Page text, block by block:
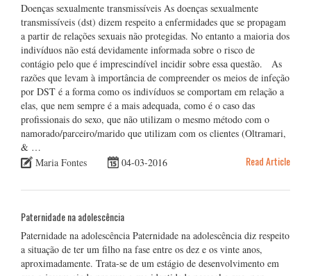
Doenças sexualmente transmissíveis As doenças sexualmente
transmissíveis (dst) dizem respeito a enfermidades que se propagam
a partir de relações sexuais não protegidas. No entanto a maioria dos
indivíduos não está devidamente informada sobre o risco de
contágio pelo que é imprescindível incidir sobre essa questão. As
razões que levam à importância de compreender os meios de infeção
por DST é a forma como os indivíduos se comportam em relação a
elas, que nem sempre é a mais adequada, como é o caso das
profissionais do sexo, que não utilizam o mesmo método com o
namorado/parceiro/marido que utilizam com os clientes (Oltramari,
& …
Maria Fontes
04-03-2016 Read Article
Paternidade na adolescência
Paternidade na adolescência Paternidade na adolescência diz respeito
a situação de ter um filho na fase entre os dez e os vinte anos,
aproximadamente. Trata-se de um estágio de desenvolvimento em